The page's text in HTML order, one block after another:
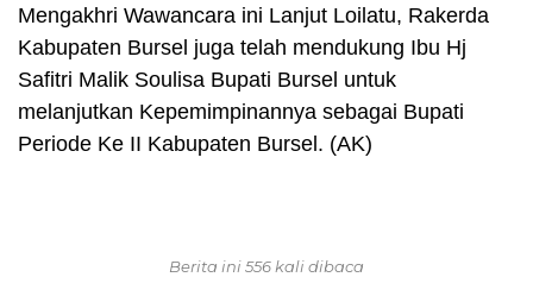
Mengakhri Wawancara ini Lanjut Loilatu, Rakerda
Kabupaten Bursel juga telah mendukung Ibu Hj
Safitri Malik Soulisa Bupati Bursel untuk
melanjutkan Kepemimpinannya sebagai Bupati
Periode Ke II Kabupaten Bursel. (AK)
Berita ini 556 kali dibaca